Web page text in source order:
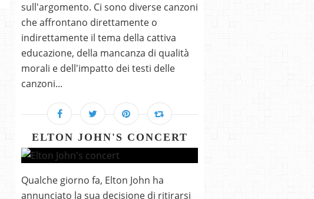
sull'argomento. Ci sono diverse canzoni
che affrontano direttamente o
indirettamente il tema della cattiva
educazione, della mancanza di qualità
morali e dell'impatto dei testi delle
canzoni...
ELTON JOHN'S CONCERT
Qualche giorno fa, Elton John ha
annunciato la sua decisione di ritirarsi